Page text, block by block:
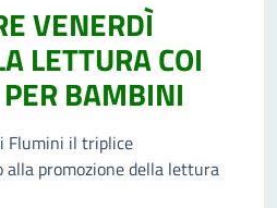
VENERDÌ
LETTURA COI
BAMBINI
Flumini il triplice
promozione della lettura